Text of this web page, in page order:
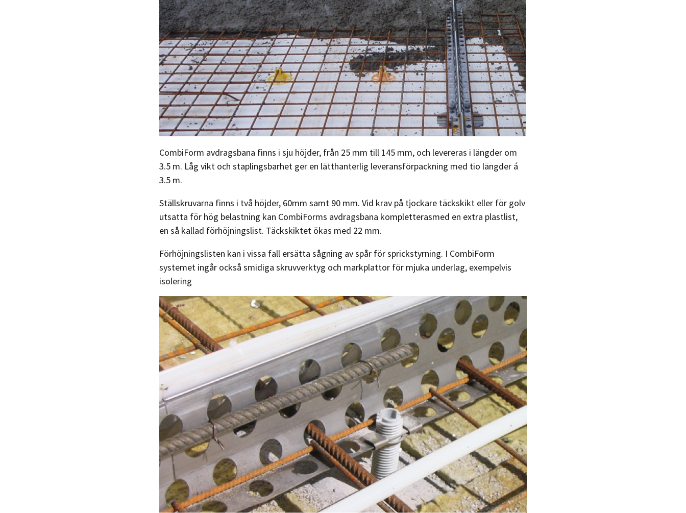
CombiForm avdragsbana finns i sju höjder, från 25 mm till 145 mm, och levereras i längder om
3.5 m. Låg vikt och staplingsbarhet ger en lätthanterlig leveransförpackning med tio längder á
3.5 m.
Ställskruvarna finns i två höjder, 60mm samt 90 mm. Vid krav på tjockare täckskikt eller för golv
utsatta för hög belastning kan CombiForms avdragsbana kompletterasmed en extra plastlist,
en så kallad förhöjningslist. Täckskiktet ökas med 22 mm.
Förhöjningslisten kan i vissa fall ersätta sågning av spår för sprickstyrning. I CombiForm
systemet ingår också smidiga skruvverktyg och markplattor för mjuka underlag, exempelvis
isolering